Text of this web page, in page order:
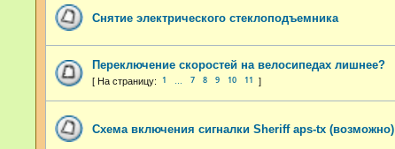
Снятие электрического стеклоподъемника
Переключение скоростей на велосипедах лишнее?
1 7 8 9 10 11
Схема включения сигналки Sheriff aps-tx (возможно)